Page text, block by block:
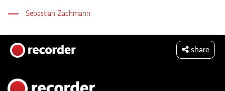
Sebastian Zachmann
share